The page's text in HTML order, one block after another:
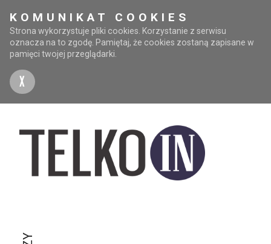
KOMUNIKAT COOKIES
Strona wykorzystuje pliki cookies. Korzystanie z serwisu
oznacza na to zgodę. Pamiętaj, że cookies zostaną zapisane w
pamięci twojej przeglądarki.
X